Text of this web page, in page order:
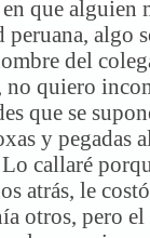
que alguien
algo
del
quiero
que se
y pegadas
callaré
atrás, le
otros, pero